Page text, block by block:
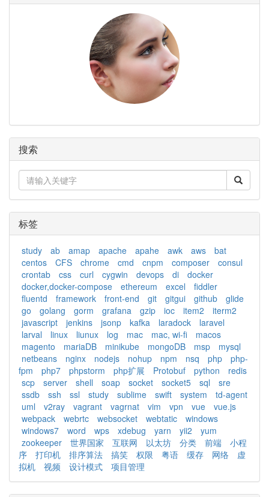
搜索
标签
study ab amap apache apahe awk aws
bat
centos
CFS chrome cmd cnpm composer
consul
crontab
css curl cygwin devops di
docker
docker,docker-compose
ethereum excel
fiddler
fluentd
framework front-end git gitgui github
glide
go
golang gorm grafana gzip ioc item2
iterm2
javascript
jenkins jsonp kafka laradock
laravel
larval
linux liunux log mac mac, wi-fi
macos
magento
mariaDB minikube mongoDB msp
mysql
netbeans
nginx nodejs nohup npm nsq php
php-
fpm
php7 phpstorm php扩展 Protobuf python
redis
scp
server shell soap socket socket5 sql
sre
ssdb
ssh ssl study sublime swift system
td-agent
uml
v2ray vagrant vagrnat vim vpn vue
vue.js
webpack
webrtc websocket webtatic
windows
windows7
word wps xdebug yarn yii2
yum
zookeeper
世界国家 互联网 以太坊 分类 前端
小程
序
打印机 排序算法 搞笑 权限 粤语 缓存 网络
虚
拟机
视频 设计模式 项目管理